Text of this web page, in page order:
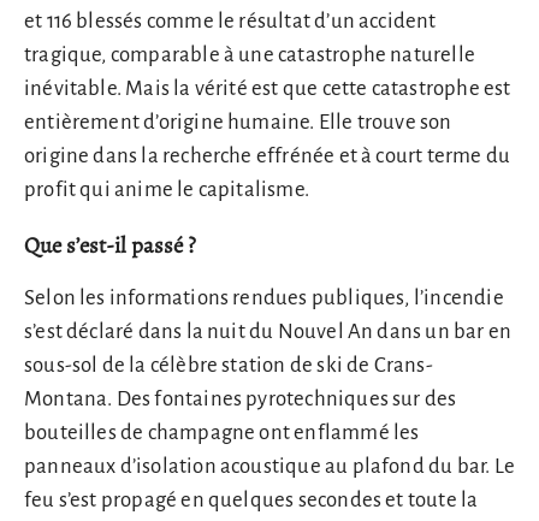
et 116 blessés comme le résultat d’un accident
tragique, comparable à une catastrophe naturelle
inévitable. Mais la vérité est que cette catastrophe est
entièrement d’origine humaine. Elle trouve son
origine dans la recherche effrénée et à court terme du
profit qui anime le capitalisme.
Que s’est-il passé ?
Selon les informations rendues publiques, l’incendie
s’est déclaré dans la nuit du Nouvel An dans un bar en
sous-sol de la célèbre station de ski de Crans-
Montana. Des fontaines pyrotechniques sur des
bouteilles de champagne ont enflammé les
panneaux d’isolation acoustique au plafond du bar. Le
feu s’est propagé en quelques secondes et toute la